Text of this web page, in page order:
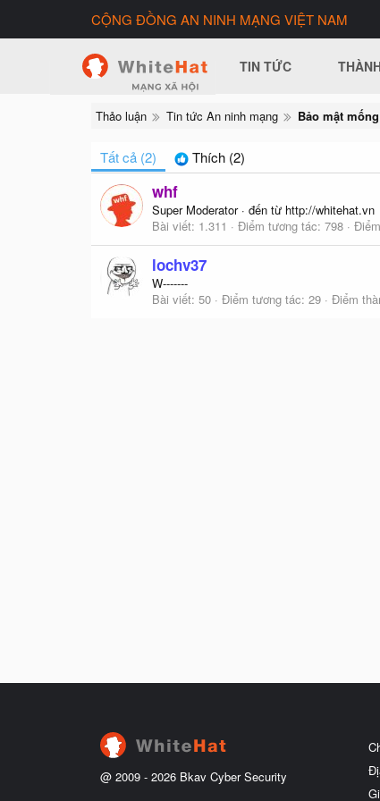
CỘNG ĐỒNG AN NINH MẠNG VIỆT NAM
TIN TỨC
Thảo luận Tin tức An ninh mạng
Tất cả (2) Thích (2)
whf
Super Moderator · đến từ http://whitehat.vn
Bài viết 1.311 Điểm tương tác 798
lochv37
W-------
Bài viết 50 Điểm tương tác 29 Điểm
@ 2009 - 2026 Bkav Cyber Security